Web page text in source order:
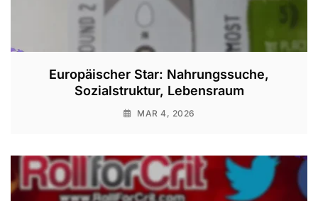
Europäischer Star: Nahrungssuche,
Sozialstruktur, Lebensraum
MAR 4, 2026